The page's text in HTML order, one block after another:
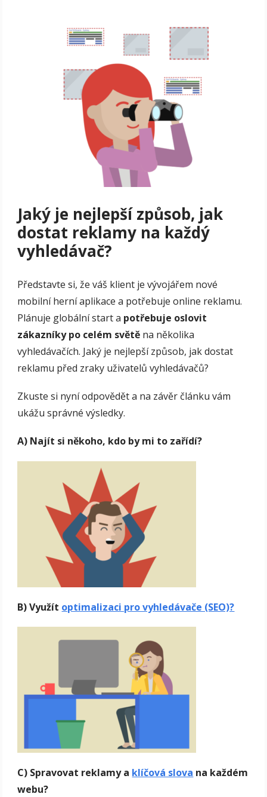
Jaký je nejlepší způsob, jak
dostat reklamy na každý
vyhledávač?
Představte si, že váš klient je vývojářem nové
mobilní herní aplikace a potřebuje online reklamu.
Plánuje globální start a potřebuje oslovit
zákazníky po celém světě na několika
vyhledávačích. Jaký je nejlepší způsob, jak dostat
reklamu před zraky uživatelů vyhledávačů?
Zkuste si nyní odpovědět a na závěr článku vám
ukážu správné výsledky.
A) Najít si někoho, kdo by mi to zařídí?
B) Využít optimalizaci pro vyhledávače (SEO)?
C) Spravovat reklamy a klíčová slova na každém
webu?